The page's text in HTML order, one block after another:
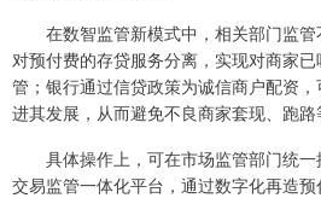
在数智监管新模式中，相关部门监管
对预付费的存贷服务分离，实现对商家
管；银行通过信贷政策为诚信商户配资
进其发展，从而避免不良商家套现、跑路
具体操作上，可在市场监管部门统一
交易监管一体化平台，通过数字化再造